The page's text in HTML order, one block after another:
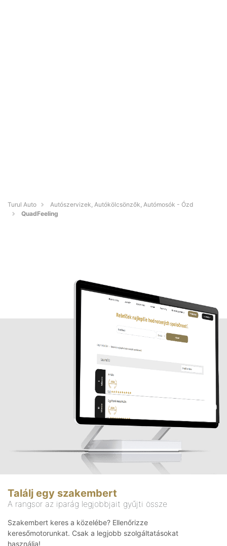
Turul Auto
Autószervizek, Autókölcsönzők, Autómosók - Ózd
QuadFeeling
Találj egy szakembert
A rangsor az iparág legjobbjait gyűjti össze
Szakembert keres a közelébe? Ellenőrizze
keresőmotorunkat. Csak a legjobb szolgáltatásokat
használja!